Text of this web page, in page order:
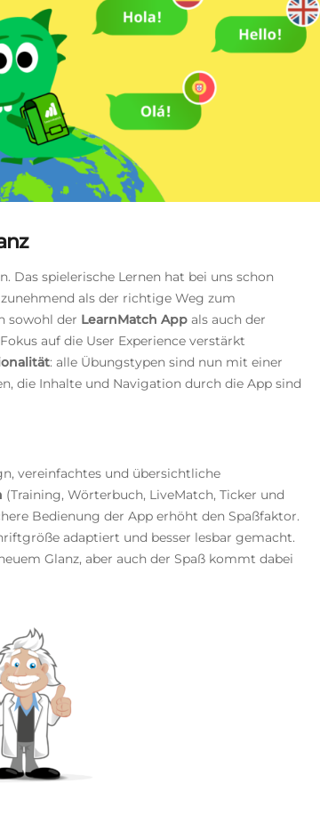
Das spielerische Lernen hat bei uns schon
als der richtige Weg zum
sowohl der LearnMatch App als auch der
auf die User Experience verstärkt
: alle Übungstypen sind nun mit einer
die Inhalte und Navigation durch die App sind
vereinfachtes und übersichtliche
(Training, Wörterbuch, LiveMatch, Ticker und
Bedienung der App erhöht den Spaßfaktor.
adaptiert und besser lesbar gemacht.
Glanz, aber auch der Spaß kommt dabei